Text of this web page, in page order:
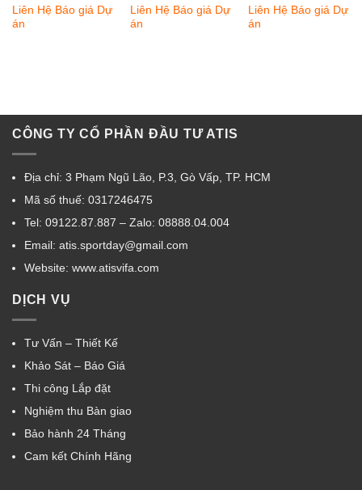
Liên Hệ Báo giá Dự
án
Liên Hệ Báo giá Dự
án
Liên Hệ Báo giá Dự
án
CÔNG TY CỔ PHẦN ĐẦU TƯ ATIS
Địa chỉ: 3 Phạm Ngũ Lão, P.3, Gò Vấp, TP. HCM
Mã số thuế: 0317246475
Tel: 09122.87.887 – Zalo: 08888.04.004
Email: atis.sportday@gmail.com
Website: www.atisvifa.com
DỊCH VỤ
Tư Vấn – Thiết Kế
Khảo Sát – Báo Giá
Thi công Lắp đặt
Nghiệm thu Bàn giao
Bảo hành 24 Tháng
Cam kết Chính Hãng